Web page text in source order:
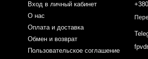
Вход в личный кабинет
О нас
Оплата и доставка
Обмен и возврат
Пользовательское соглашение